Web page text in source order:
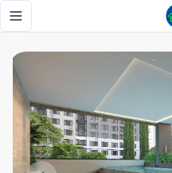
Toggle navigation menu
Proyecto apartamentos Los